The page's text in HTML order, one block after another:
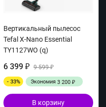
Вертикальный пылесос
Tefal X-Nano Essential
TY1127WO (q)
6 399 ₽ 9 599₽
- 33% Экономия 3 200 ₽
В корзину